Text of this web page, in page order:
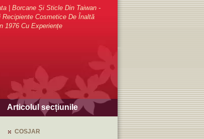
| Borcane Și Sticle Din Taiwan -
Cosmetice De Înaltă
1976 Cu Experiențe
Articolul secțiunile
COSJAR